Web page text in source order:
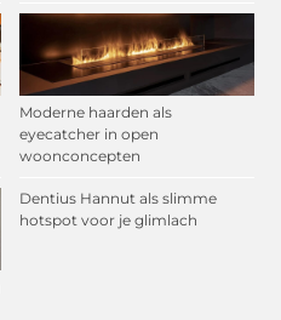
Moderne haarden als
eyecatcher in open
woonconcepten
Dentius Hannut als slimme
hotspot voor je glimlach